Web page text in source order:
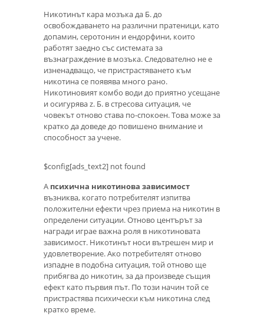
Никотинът кара мозъка да Б. до
освобождаването на различни пратеници, като
допамин, серотонин и ендорфини, които
работят заедно със системата за
възнаграждение в мозъка. Следователно не е
изненадващо, че пристрастяването към
никотина се появява много рано.
Никотиновият комбо води до приятно усещане
и осигурява z. Б. в стресова ситуация, че
човекът отново става по-спокоен. Това може за
кратко да доведе до повишено внимание и
способност за учене.
$config[ads_text2] not found
А психична никотинова зависимост
възниква, когато потребителят изпитва
положителни ефекти чрез приема на никотин в
определени ситуации. Отново центърът за
награди играе важна роля в никотиновата
зависимост. Никотинът носи вътрешен мир и
удовлетворение. Ако потребителят отново
изпадне в подобна ситуация, той отново ще
прибягва до никотин, за да произведе същия
ефект като първия път. По този начин той се
пристрастява психически към никотина след
кратко време.